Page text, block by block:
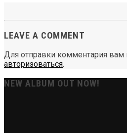
LEAVE A COMMENT
Для отправки комментария вам
авторизоваться.
NEW ALBUM OUT NOW!